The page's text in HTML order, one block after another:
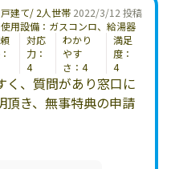
2022/3/12 投稿
戸建て/ 2人世帯
使用設備：ガスコンロ、給湯器
対応
力：
4
わかり
やす
さ：4
満足
度：
4
く、質問があり窓口に
頂き、無事特典の申請